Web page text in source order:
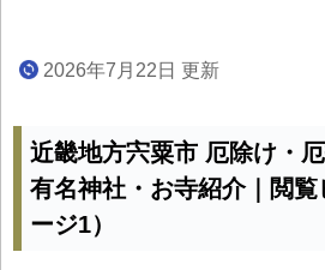
2026年7月22日 更新
近畿地方宍粟市 厄除け・
有名神社・お寺紹介｜閲
ージ1）